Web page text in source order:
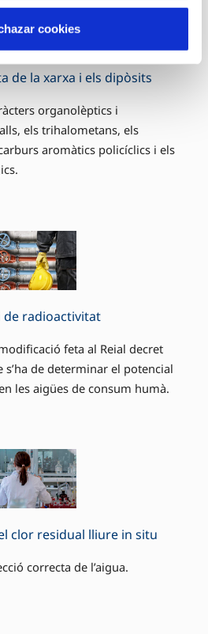
cookies
de la xarxa i els dipòsits
organolèptics i
els trihalometans, els
aromàtics policíclics i els
de radioactivitat
feta al Reial decret
s’ha de determinar el potencial
les aigües de consum humà.
clor residual lliure in situ
correcta de l’aigua.